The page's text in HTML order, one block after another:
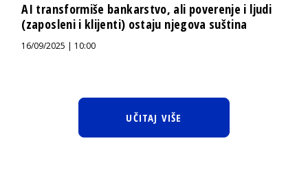
AI transformiše bankarstvo, ali poverenje i ljudi
(zaposleni i klijenti) ostaju njegova suština
16/09/2025 | 10:00
UČITAJ VIŠE